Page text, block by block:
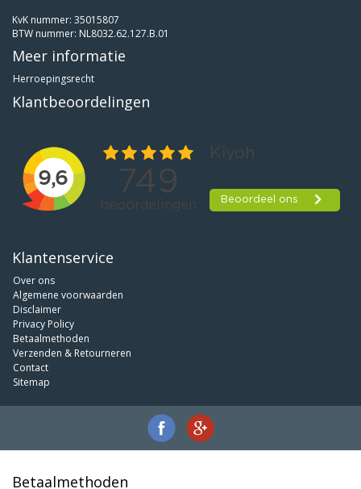
KvK nummer: 35015807
BTW nummer: NL8032.62.127.B.01
Meer informatie
Herroepingsrecht
Klantbeoordelingen
Klantenservice
Over ons
Algemene voorwaarden
Disclaimer
Privacy Policy
Betaalmethoden
Verzenden & Retourneren
Contact
Sitemap
Betaalmethoden